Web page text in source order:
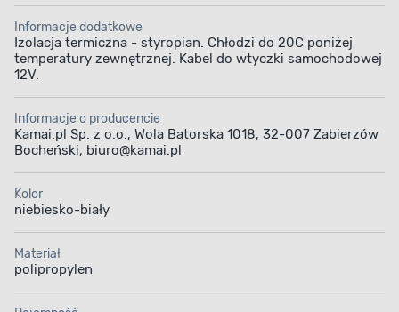
podróżnicy i miłośnicy wakacyjnych wypadów.
Decydując
się na lodówkę samochodową o pojemności 24 l,
zyskujesz:
Sprawdzoną i energooszczędną technologię zasilania
12 V;
Wygodę i praktyczność użytkowania w każdych
Bezpieczeństwo przechowywania żywności oraz
Trwałą konstrukcję, która sprosta intensywnemu i
codziennemu użytkowaniu.
Niezależnie od tego, czy planujesz długą podróż, wyprawę
Informacje dodatkowe
Izolacja termiczna - styropian. Chłodzi do 20C poniżej
temperatury zewnętrznej. Kabel do wtyczki samochodowej
12V.
Informacje o producencie
Kamai.pl Sp. z o.o., Wola Batorska 1018, 32-007 Zabierzów
Bocheński, biuro@kamai.pl
Kolor
niebiesko-biały
Materiał
polipropylen